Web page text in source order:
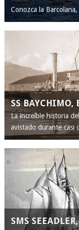
Conozca la
SS BAYCHIMO,
La increíble historia
avistado durante casi
SMS